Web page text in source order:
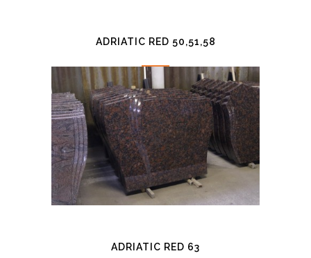
ADRIATIC RED 50,51,58
ADRIATIC RED 63